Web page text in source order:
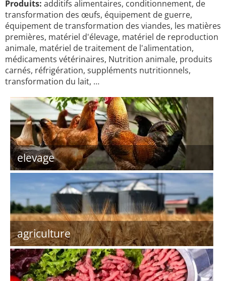
Produits: additifs alimentaires, conditionnement, de
transformation des œufs, équipement de guerre,
équipement de transformation des viandes, les matières
premières, matériel d'élevage, matériel de reproduction
animale, matériel de traitement de l'alimentation,
médicaments vétérinaires, Nutrition animale, produits
carnés, réfrigération, suppléments nutritionnels,
transformation du lait, …
elevage
agriculture